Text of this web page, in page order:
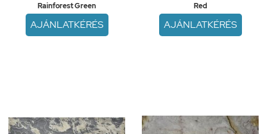
Rainforest Green
AJÁNLATKÉRÉS
Red
AJÁNLATKÉRÉS